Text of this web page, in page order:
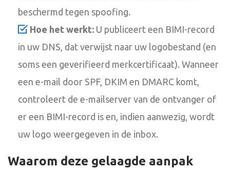
beschermd tegen spoofing.
Hoe het werkt: U publiceert een BIMI-record
in uw DNS, dat verwijst naar uw logobestand (en
soms een geverifieerd merkcertificaat). Wanneer
een e-mail door SPF, DKIM en DMARC komt,
controleert de e-mailserver van de ontvanger of
er een BIMI-record is en, indien aanwezig, wordt
uw logo weergegeven in de inbox.
Waarom deze gelaagde aanpak